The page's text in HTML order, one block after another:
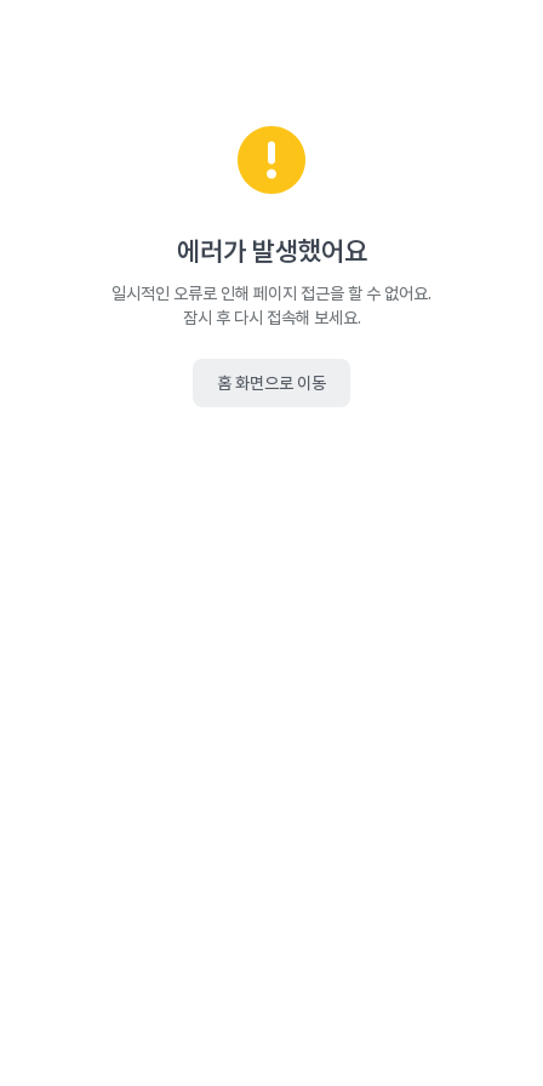
에러가 발생했어요
일시적인 오류로 인해 페이지 접근을 할 수 없어요.
잠시 후 다시 접속해 보세요.
홈 화면으로 이동